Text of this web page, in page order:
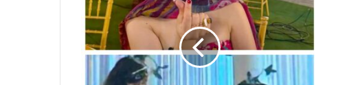
Urfi
Javed
Engaged:
Urfi